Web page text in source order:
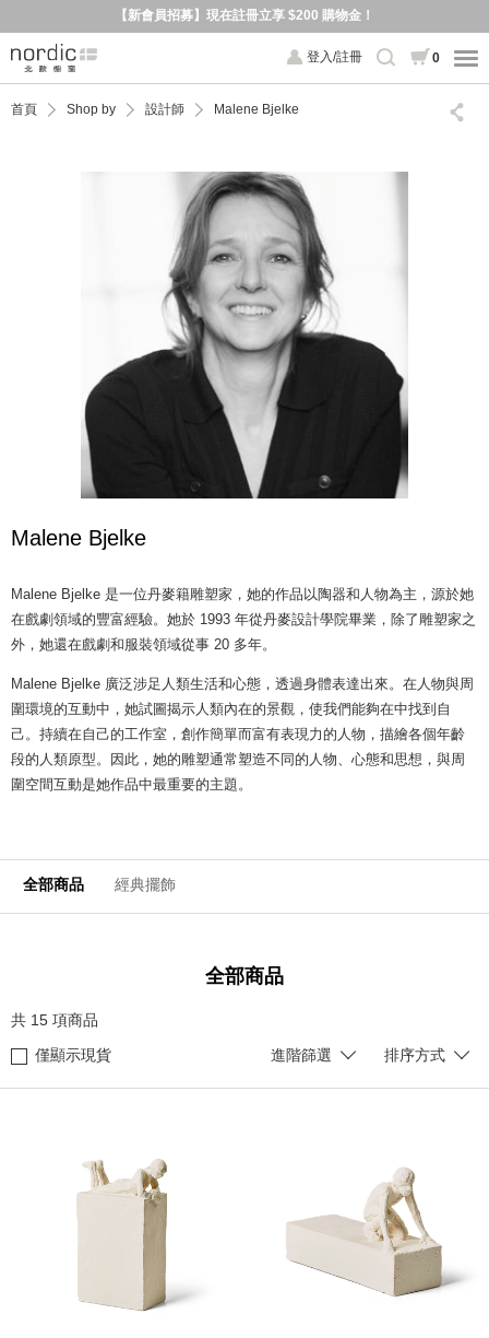
【新會員招募】現在註冊立享 $200 購物金！
登入/註冊 0
首頁 Shop by 設計師 Malene Bjelke
Malene Bjelke
Malene Bjelke 是一位丹麥籍雕塑家，她的作品以陶器和人物為主，源於她
在戲劇領域的豐富經驗。她於 1993 年從丹麥設計學院畢業，除了雕塑家之
外，她還在戲劇和服裝領域從事 20 多年。
Malene Bjelke 廣泛涉足人類生活和心態，透過身體表達出來。在人物與周
圍環境的互動中，她試圖揭示人類內在的景觀，使我們能夠在中找到自
己。持續在自己的工作室，創作簡單而富有表現力的人物，描繪各個年齡
段的人類原型。因此，她的雕塑通常塑造不同的人物、心態和思想，與周
圍空間互動是她作品中最重要的主題。
全部商品 經典擺飾
全部商品
共 15 項商品
僅顯示現貨
進階篩選 排序方式